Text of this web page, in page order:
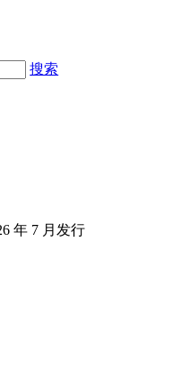
搜索
年 7 月发行